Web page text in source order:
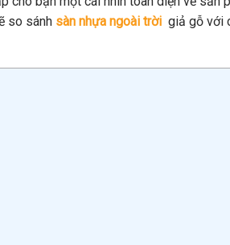
so sánh sàn nhựa ngoài trời giả gỗ với